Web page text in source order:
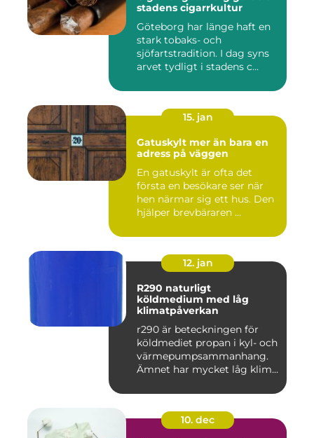
stadens cigarrkultur
Göteborg har länge haft en
stark tobaks- och
sjöfartstradition. I dag syns
arvet tydligt i stadens c...
15. jan
Gatuskylt mer än bara en
adress på väggen
En gatuskylt är ofta det
första en besökare ser när
hen närmar sig ett hus. Den
hjälper brevbäraren ...
12. jan
R290 naturligt
köldmedium med låg
klimatpåverkan
r290 är beteckningen för
köldmediet propan i kyl- och
värmepumpsammanhang.
Ämnet har mycket låg klim...
10. dec